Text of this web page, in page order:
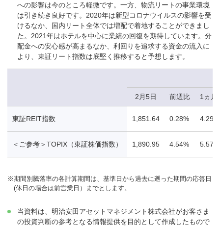
への影響は今のところ軽微です。一方、物流リートの事業環境
は引き続き良好です。2020年は新型コロナウイルスの影響を受
けるなか、国内リート全体では増配で着地することができまし
た。2021年はホテルを中心に業績の回復を期待しています。分
配金への安心感が高まるなか、利回りを追求する資金の流入に
より、東証リート指数は底堅く推移すると予想します。
2月5日 前週比 1ヵ月
東証REIT指数 1,851.64 0.28% 4.29%
＜ご参考＞TOPIX（東証株価指数） 1,890.95 4.54% 5.57%
※期間別騰落率の各計算期間は、基準日から過去に遡った期間の応答日
(休日の場合は前営業日）までとします。
当資料は、明治安田アセットマネジメント株式会社がお客さま
の投資判断の参考となる情報提供を目的として作成したもので